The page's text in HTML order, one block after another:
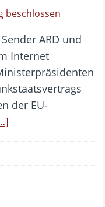
beschlossen
ARD und
Internet
der EU-